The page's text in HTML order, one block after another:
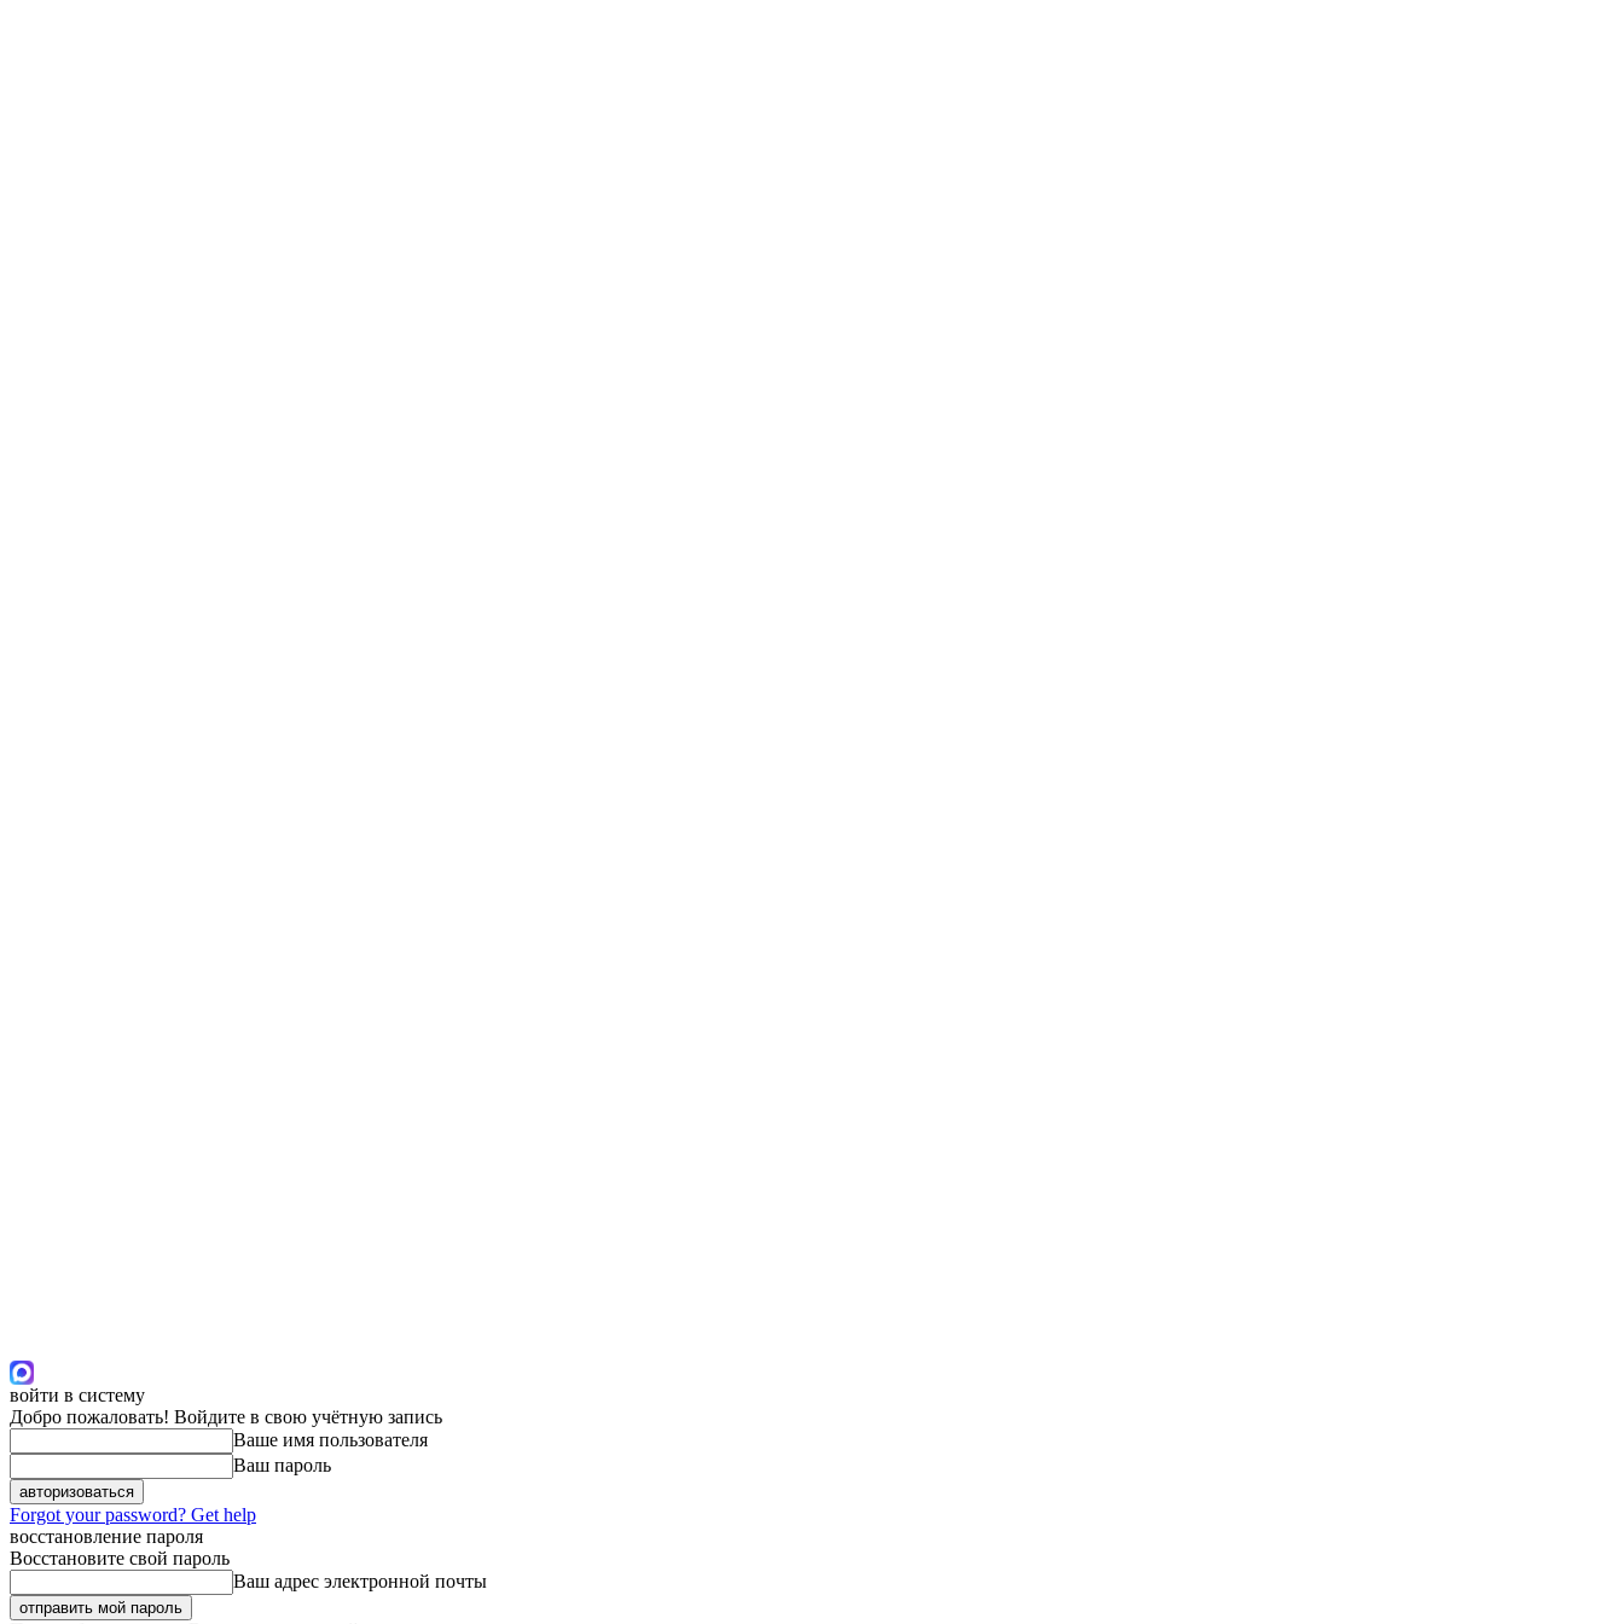
войти в систему
Добро пожаловать! Войдите в свою учётную запись
Ваше имя пользователя
Ваш пароль
Forgot your password? Get help
восстановление пароля
Восстановите свой пароль
Ваш адрес электронной почты